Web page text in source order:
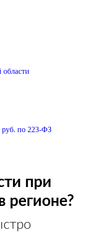
руб. по 223-ФЗ
при
регионе?